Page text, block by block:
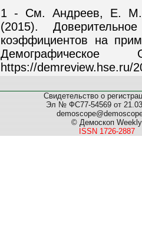
1 - См. Андреев, Е.
(2015).
коэффициентов на
https://demreview.hse.ru/
Свидетельство о
Эл № ФС77-54569 от
© Демоскоп Weekly
ISSN 1726-2887